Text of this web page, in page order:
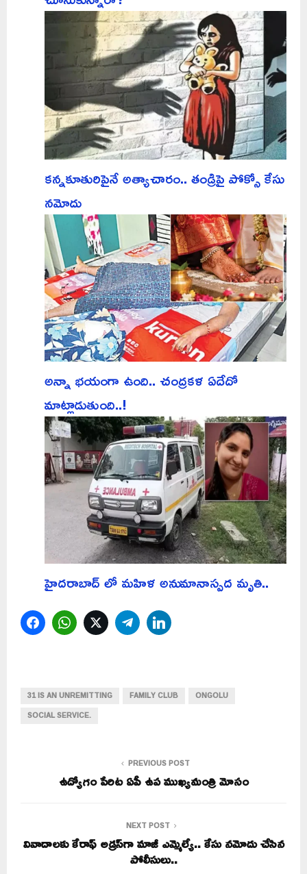
కన్నకూతురిపైనే అత్యాచారం.. తండ్రిపై పోక్సో కేసు
నమోదు
అన్నా భయంగా ఉంది.. చంద్రకళ ఏదేదో
మాట్లాడుతుంది..!
హైదరాబాద్ లో మహిళ అనుమానాస్పద మృతి..
FacebookWhatsAppTwitterTelegram
31 IS AN UNREMITTING FAMILY CLUB
ONGOLU
SOCIAL SERVICE.
PREVIOUS POST
ఉద్యోగం పేరిట ఏపీ ఉప ముఖ్యమంత్రి మోసం
NEXT POST
వివాదాలకు కేరాఫ్ అడ్రస్‎గా మాజీ ఎమ్మెల్యే.. కేసు నమోదు చేసిన
పోలీసులు..